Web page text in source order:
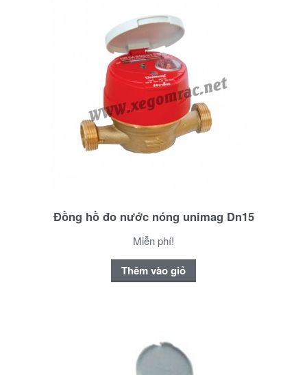
Đồng hồ đo nước nóng unimag Dn15
Miễn phí!
Thêm vào giỏ